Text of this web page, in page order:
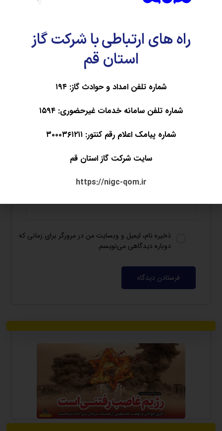
*
ذخیره نام، ایمیل و وبسایت من در مرورگر برای زمانی که
دوباره دیدگاهی می‌نویسم.
راه های ارتباطی با شرکت گاز
استان قم
شماره تلفن امداد و حوادث گاز: ۱۹۴
شماره تلفن سامانه خدمات غیرحضوری: ۱۵۹۴
شماره پیامک اعلام رقم کنتور: ۳۰۰۰۳۶۱۲۱۱
سایت شرکت گاز استان قم
https://nigc-qom.ir